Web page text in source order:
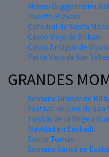
Museo Guggenheim
Puente Bizkaia
Catedral de Santa
Casco Viejo de Bilbao
Casco Antiguo de
Parte Vieja de San
GRANDES
Semana Grande de
Festival de Cine de San
Fiestas de la Virgen
Navidad en Euskadi
Santo Tomás
Semana Santa en